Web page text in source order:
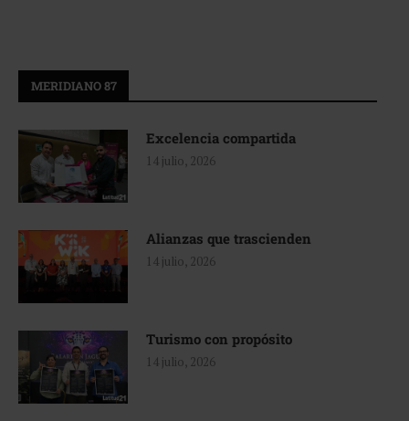
MERIDIANO 87
Excelencia compartida
14 julio, 2026
Alianzas que trascienden
14 julio, 2026
Turismo con propósito
14 julio, 2026